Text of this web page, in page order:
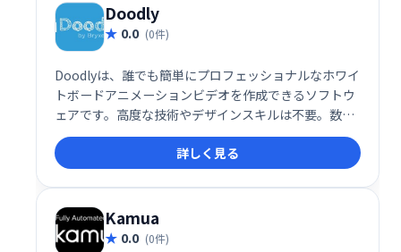
Doodly
0.0 (0件)
Doodlyは、誰でも簡単にプロフェッショナルなホワイ
トボードアニメーションビデオを作成できるソフトウ
ェアです。高度な技術やデザインスキルは不要。数分
で魅力的な動画を制作し、ビジネスや教育、プレゼン
テーションに活用できます。
詳しく見る
Kamua
0.0 (0件)